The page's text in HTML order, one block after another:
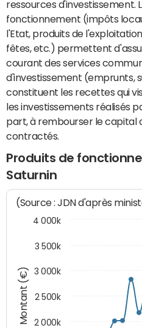
ressources d'investissement.
fonctionnement (impôts
l'Etat, produits de
fêtes, etc.) permettent
courant des services
d'investissement (emprunts,
constituent les recettes qui
les investissements réalisés
part, à rembourser le capital
contractés.
Produits de
Saturnin
Montant (€)
(Source : JDN d'après
2 000k
2 500k
3 000k
3 500k
4 000k